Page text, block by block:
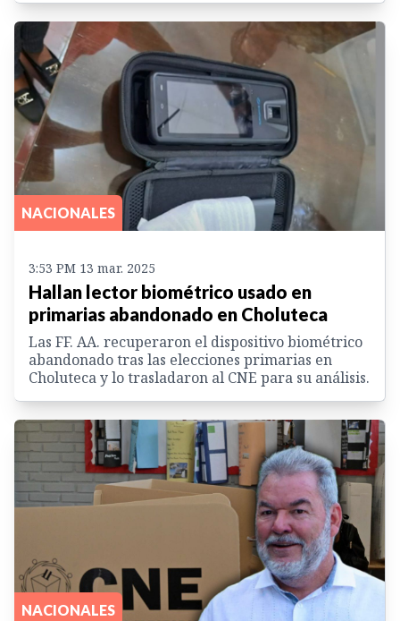
NACIONALES
3:53 PM 13 mar. 2025
Hallan lector biométrico usado en
primarias abandonado en Choluteca
Las FF. AA. recuperaron el dispositivo biométrico
abandonado tras las elecciones primarias en
Choluteca y lo trasladaron al CNE para su análisis.
NACIONALES